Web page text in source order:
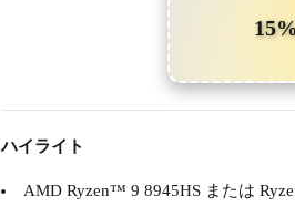
ハイライト
AMD Ryzen™ 9 8945HS または